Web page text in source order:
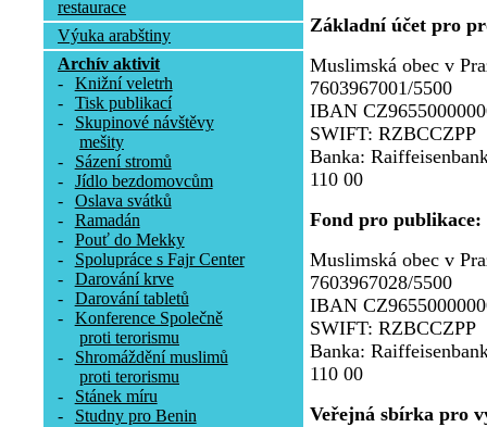
restaurace
Výuka arabštiny
Archív aktivit
-
Knižní veletrh
-
Tisk publikací
-
Skupinové návštěvy
mešity
-
Sázení stromů
-
Jídlo bezdomovcům
-
Oslava svátků
-
Ramadán
-
Pouť do Mekky
-
Spolupráce s Fajr Center
-
Darování krve
-
Darování tabletů
-
Konference Společně
proti terorismu
-
Shromáždění muslimů
proti terorismu
-
Stánek míru
-
Studny pro Benin
Základní účet pro
Muslimská obec v
7603967001/5500
IBAN
SWIFT: RZBCCZPP
Banka:
110 00
Fond pro publikace:
Muslimská obec v
7603967028/5500
IBAN
SWIFT: RZBCCZPP
Banka:
110 00
Veřejná sbírka pro